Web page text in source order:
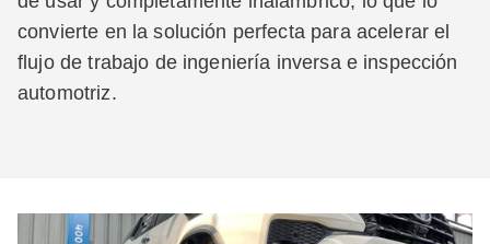
convierte en la solución perfecta para acelerar el
flujo de trabajo de ingeniería inversa e inspección
automotriz.